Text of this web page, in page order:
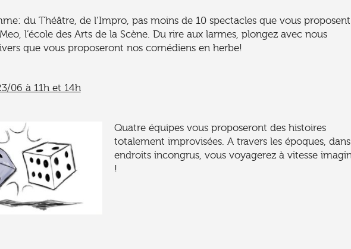
du Théâtre, de l’Impro, pas moins de 10 spectacles que vous proposent
l’école des Arts de la Scène. Du rire aux larmes, plongez avec nous
que vous proposeront nos comédiens en herbe!
06 à 11h et 14h
Quatre équipes vous proposeront des histoires
totalement improvisées. A travers les époques,
endroits incongrus, vous voyagerez à vitesse
!